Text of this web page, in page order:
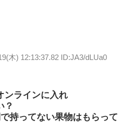
木) 12:13:37.82 ID:JA3/dLUa0
ンラインに入れ
？
持ってない果物はもらって